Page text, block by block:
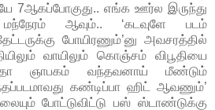
7ஆகப்போகுது.. எங்க ஊர்ல இருந்து
ஆவும்.. ‘கடவுளே படம்
போயிரணும்’னு அவசரத்தில்
வாயிலும் கொஞ்சம் விபூதியை
ஞாபகம் வந்தவனாய் மீண்டும்
கண்டிப்பா ஹிட் ஆவணும்’
போட்டுவிட்டு பஸ் ஸ்டாண்டுக்கு